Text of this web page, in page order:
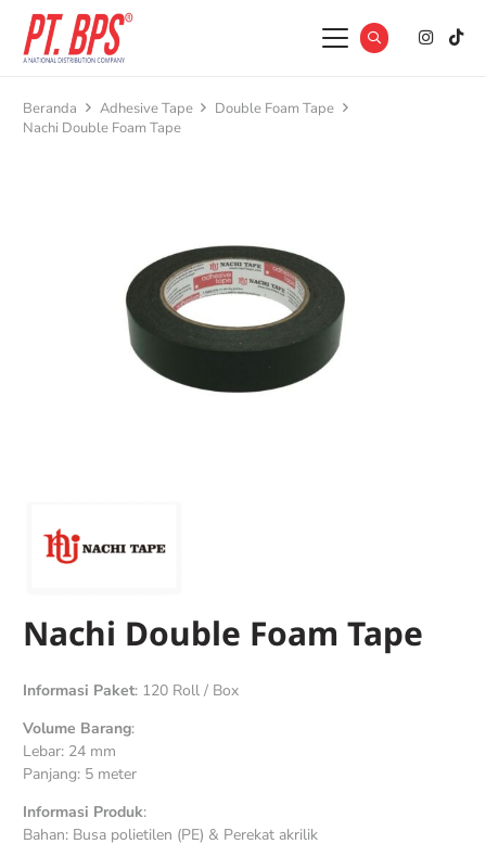
Beranda Adhesive Tape
Double Foam Tape
Nachi Double Foam Tape
Nachi Double Foam Tape
Informasi Paket: 120 Roll / Box
Volume Barang:
Lebar: 24 mm
Panjang: 5 meter
Informasi Produk:
Bahan: Busa polietilen (PE) & Perekat akrilik